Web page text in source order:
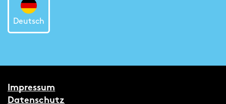
Deutsch
Impressum
Datenschutz